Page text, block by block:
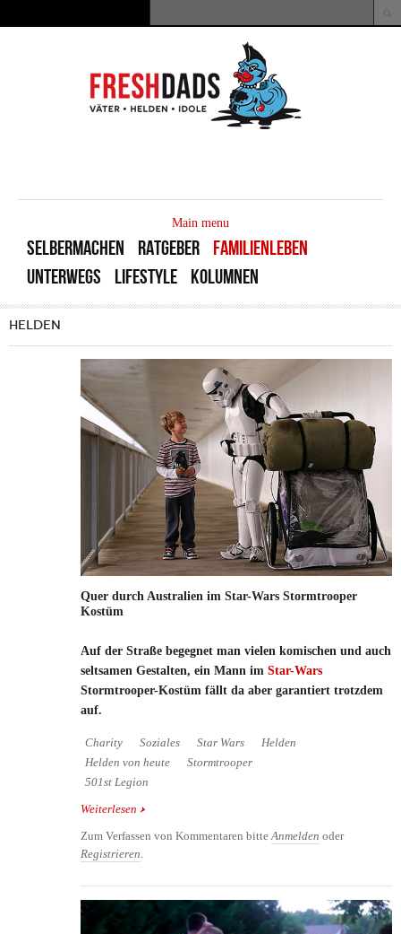
Suchformular
Main menu
SELBERMACHEN RATGEBER
FAMILIENLEBEN
UNTERWEGS
LIFESTYLE KOLUMNEN
HELDEN
Quer durch Australien im Star-Wars Stormtrooper
Kostüm
Auf der Straße begegnet man vielen komischen und auch
seltsamen Gestalten, ein Mann im Star-Wars
Stormtrooper-Kostüm fällt da aber garantiert trotzdem
auf.
Charity Soziales Star Wars
Helden
Helden von heute
Stormtrooper
501st Legion
Weiterlesen über Quer durch Australien im Star-Wars
Zum Verfassen von Kommentaren bitte Anmelden oder
Registrieren